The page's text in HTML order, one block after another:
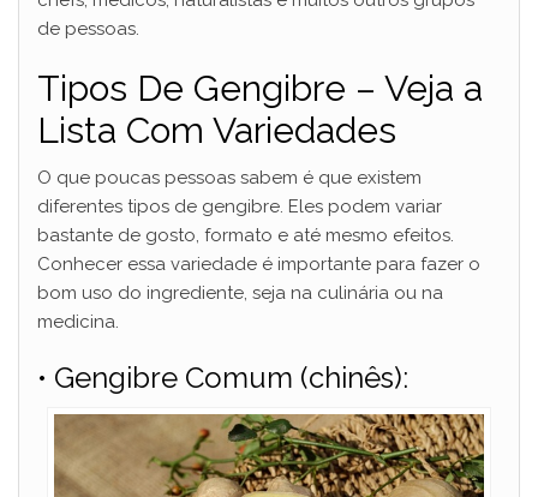
de pessoas.
Tipos De Gengibre – Veja a
Lista Com Variedades
O que poucas pessoas sabem é que existem
diferentes tipos de gengibre. Eles podem variar
bastante de gosto, formato e até mesmo efeitos.
Conhecer essa variedade é importante para fazer o
bom uso do ingrediente, seja na culinária ou na
medicina.
• Gengibre Comum (chinês):